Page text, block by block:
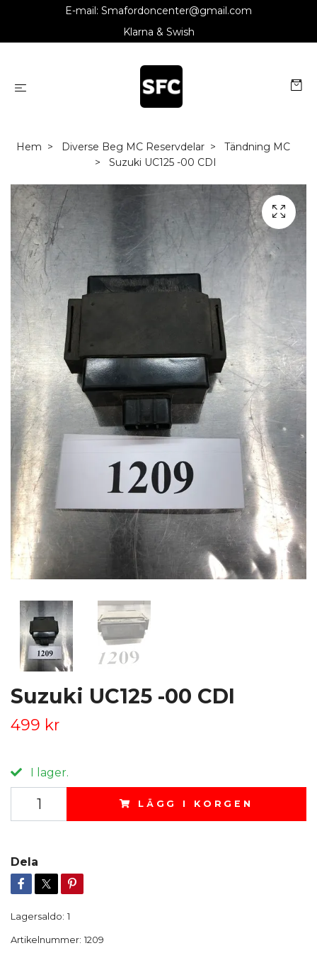
E-mail: Smafordoncenter@gmail.com
Klarna & Swish
Hem Diverse Beg MC Reservdelar
Tändning MC
Suzuki UC125 -00 CDI
Suzuki UC125 -00 CDI
499 kr
I lager.
LÄGG I KORGEN
Dela
Lagersaldo: 1
Artikelnummer: 1209